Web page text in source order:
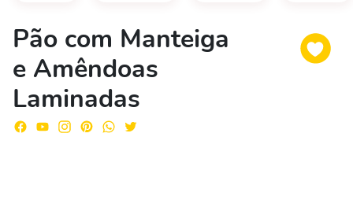
Pão com Manteiga
e Amêndoas
Laminadas
No saquinho zip lock, adicione o